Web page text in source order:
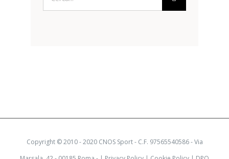
per:
Copyright © 2010 - 2020 CNOS Sport - C.F. 97565540586 - Via